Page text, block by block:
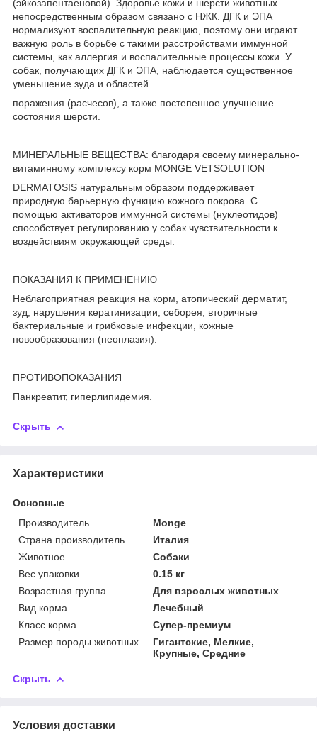
(эйкозапентаеновой). Здоровье кожи и шерсти животных
непосредственным образом связано с НЖК. ДГК и ЭПА
нормализуют воспалительную реакцию, поэтому они играют
важную роль в борьбе с такими расстройствами иммунной
системы, как аллергия и воспалительные процессы кожи. У
собак, получающих ДГК и ЭПА, наблюдается существенное
уменьшение зуда и областей
поражения (расчесов), а также постепенное улучшение
состояния шерсти.
МИНЕРАЛЬНЫЕ ВЕЩЕСТВА: благодаря своему минерально-
витаминному комплексу корм MONGE VETSOLUTION
DERMATOSIS натуральным образом поддерживает
природную барьерную функцию кожного покрова. С
помощью активаторов иммунной системы (нуклеотидов)
способствует регулированию у собак чувствительности к
воздействиям окружающей среды.
ПОКАЗАНИЯ К ПРИМЕНЕНИЮ
Неблагоприятная реакция на корм, атопический дерматит,
зуд, нарушения кератинизации, себорея, вторичные
бактериальные и грибковые инфекции, кожные
новообразования (неоплазия).
ПРОТИВОПОКАЗАНИЯ
Панкреатит, гиперлипидемия.
Скрыть
Характеристики
Основные
Производитель
Monge
Страна производитель
Италия
Животное
Собаки
Вес упаковки
0.15 кг
Возрастная группа
Для взрослых животных
Вид корма
Лечебный
Класс корма
Супер-премиум
Размер породы животных
Гигантские, Мелкие,
Крупные, Средние
Скрыть
Условия доставки